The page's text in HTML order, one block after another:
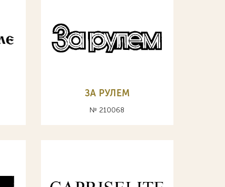
ЗА РУЛЕМ
№ 210068